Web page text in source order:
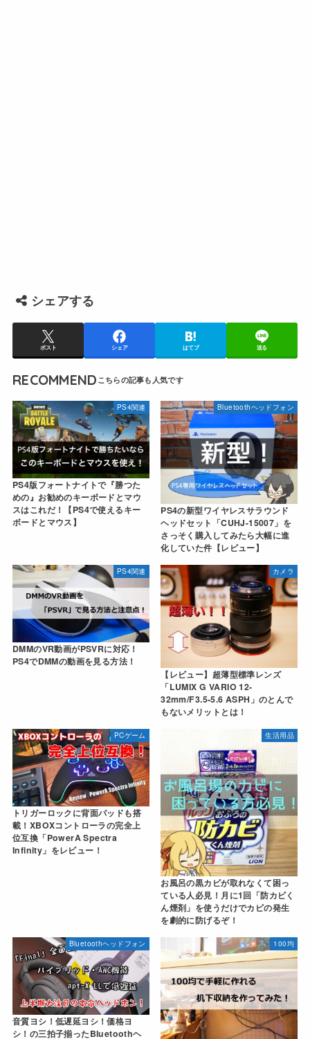
シェアする
ポスト シェア はてブ 送る
RECOMMEND
PS4関連
PS4版フォートナイトで『勝つた
めの』お勧めのキーボードとマウ
スはこれだ！【PS4で使えるキー
ボードとマウス】
Bluetoothヘッドフォン
PS4の新型ワイヤレスサラウンド
ヘッドセット「CUHJ-15007」を
さっそく購入してみたら大幅に進
化していた件【レビュー】
PS4関連
DMMのVR動画がPSVRに対応！
PS4でDMMの動画を見る方法！
カメラ
【レビュー】超薄型標準レンズ
「LUMIX G VARIO 12-
32mm/F3.5-5.6 ASPH」のとんで
もないメリットとは！
PCゲーム
トリガーロックに背面パッドも搭
載！XBOXコントローラの完全上
位互換「PowerA Spectra
Infinity」をレビュー！
生活用品
お風呂の黒カビが取れなくて困っ
ている人必見！月に1回「防カビく
ん煙剤」を使うだけでカビの発生
を劇的に防げるぞ！
Bluetoothヘッドフォン
音質ヨシ！低遅延ヨシ！価格ヨ
シ！の三拍子揃ったBluetoothヘ
100均